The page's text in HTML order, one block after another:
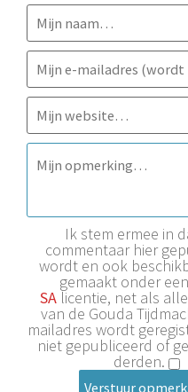
Ik stem ermee in
commentaar hier
wordt en ook
gemaakt onder een
SAlicentie, net als
van de Gouda
mailadres wordt
niet gepubliceerd of
derden.
Verstuur